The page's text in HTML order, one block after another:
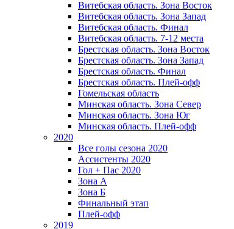
Витебская область. Зона Восток
Витебская область. Зона Запад
Витебская область. Финал
Витебская область. 7-12 места
Брестская область. Зона Восток
Брестская область. Зона Запад
Брестская область. Финал
Брестская область. Плей-офф
Гомельская область
Минская область. Зона Север
Минская область. Зона Юг
Минская область. Плей-офф
2020
Все голы сезона 2020
Ассистенты 2020
Гол + Пас 2020
Зона А
Зона Б
Финальный этап
Плей-офф
2019